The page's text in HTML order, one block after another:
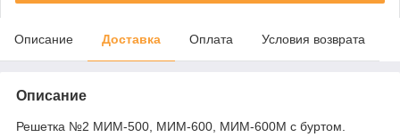
Описание Доставка Оплата Условия возврата
Описание
Решетка №2 МИМ-500, МИМ-600, МИМ-600М с буртом.